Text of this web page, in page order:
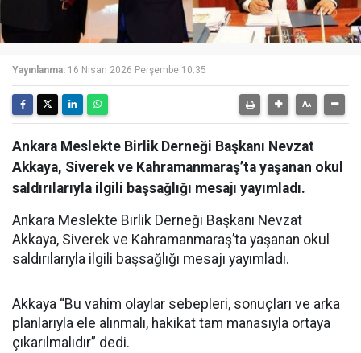
Yayınlanma: 16 Nisan 2026 Perşembe 10:35
Ankara Meslekte Birlik Derneği Başkanı Nevzat
Akkaya, Siverek ve Kahramanmaraş’ta yaşanan okul
saldırılarıyla ilgili başsağlığı mesajı yayımladı.
Ankara Meslekte Birlik Derneği Başkanı Nevzat
Akkaya, Siverek ve Kahramanmaraş’ta yaşanan okul
saldırılarıyla ilgili başsağlığı mesajı yayımladı.
Akkaya “Bu vahim olaylar sebepleri, sonuçları ve arka
planlarıyla ele alınmalı, hakikat tam manasıyla ortaya
çıkarılmalıdır” dedi.